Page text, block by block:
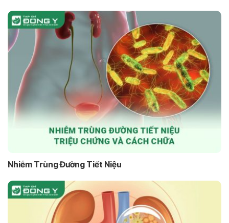
Nhiễm Trùng Đường Tiết Niệu